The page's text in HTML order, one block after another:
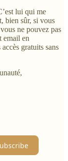
lui qui me
bien sûr, si vous
ne pouvez pas
email en
gratuits sans